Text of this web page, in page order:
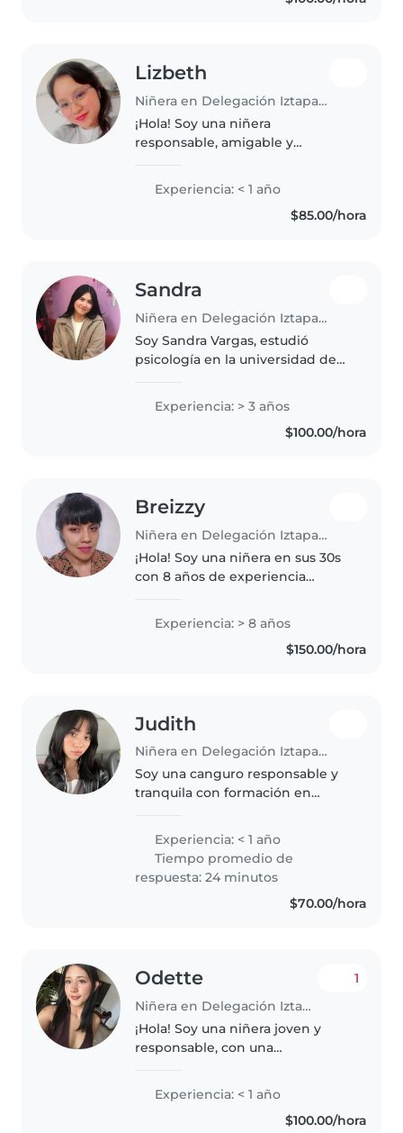
Lizbeth
Niñera en Delegación Iztapalapa
¡Hola! Soy una niñera
responsable, amigable y
cuidar a tus pequeños. Tengo
experiencia con bebés, niños
pequeños y preescolares,
Experiencia: < 1 año
$85.00/hora
Sandra
Niñera en Delegación Iztapalapa
Soy Sandra Vargas, estudió
psicología en la universidad de
por el cuidado infantil inició
desde la llegada de mis sobrinos,
y actualmente haciendo..
Experiencia: > 3 años
$100.00/hora
Breizzy
Niñera en Delegación Iztapalapa
¡Hola! Soy una niñera en sus 30s
con 8 años de experiencia
manualidades y jugar con los
niños. También puedo ayudar
Experiencia: > 8 años
$150.00/hora
Judith
Niñera en Delegación Iztapalapa
Soy una canguro responsable y
tranquila con formación en
pintar y leer con los más
pequeños. Me adapto bien a
familias con mascotas y puedo
ayudar también..
Experiencia: < 1 año
Tiempo promedio de
respuesta: 24 minutos
$70.00/hora
Odette
Niñera en Delegación Iztapalapa
1
¡Hola! Soy una niñera joven y
responsable, con una
paciente, ideal para cuidar a tus
hijos. Tengo experiencia con
niños en edad preescolar y me
Experiencia: < 1 año
$100.00/hora